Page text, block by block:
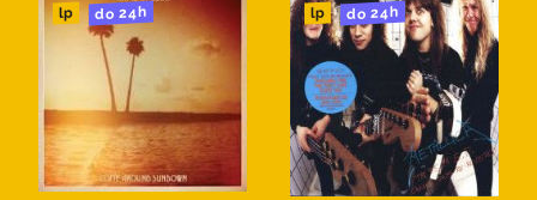
lp do 24h lp do 24h